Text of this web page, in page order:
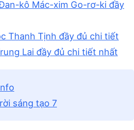
kô Mác-xim Go-rơ-ki đầy
Thanh Tịnh đầy đủ chi tiết
Lai đầy đủ chi tiết nhất
sáng tạo 7